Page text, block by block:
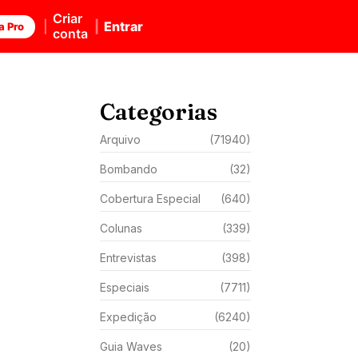
Pro
Criar
conta
Entrar
Categorias
Arquivo (71940)
Bombando (32)
Cobertura Especial (640)
Colunas (339)
Entrevistas (398)
Especiais (7711)
Expedição (6240)
Guia Waves (20)